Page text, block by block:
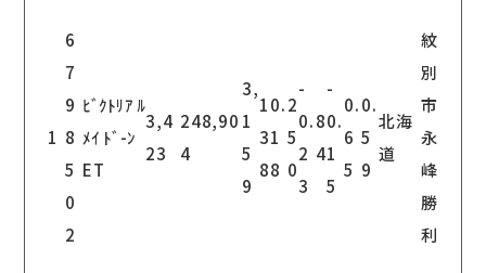
1
6
7
9
8
5
0
2
ﾋﾞｸﾄﾘｱ ﾙ
ﾒｲ ﾄﾞ-ﾝ
ET
3,4
23
248,90
4
3,
1
5
9
1
3
8
0.
1
8
2
5
0
-
0.
2
3
8
4
-
0.
1
5
0.
6
5
0.
5
9
北海
道
紋
別
市
永
峰
勝
利